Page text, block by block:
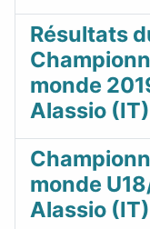
Résultats
monde
Alassio (IT)
monde
Alassio (IT)